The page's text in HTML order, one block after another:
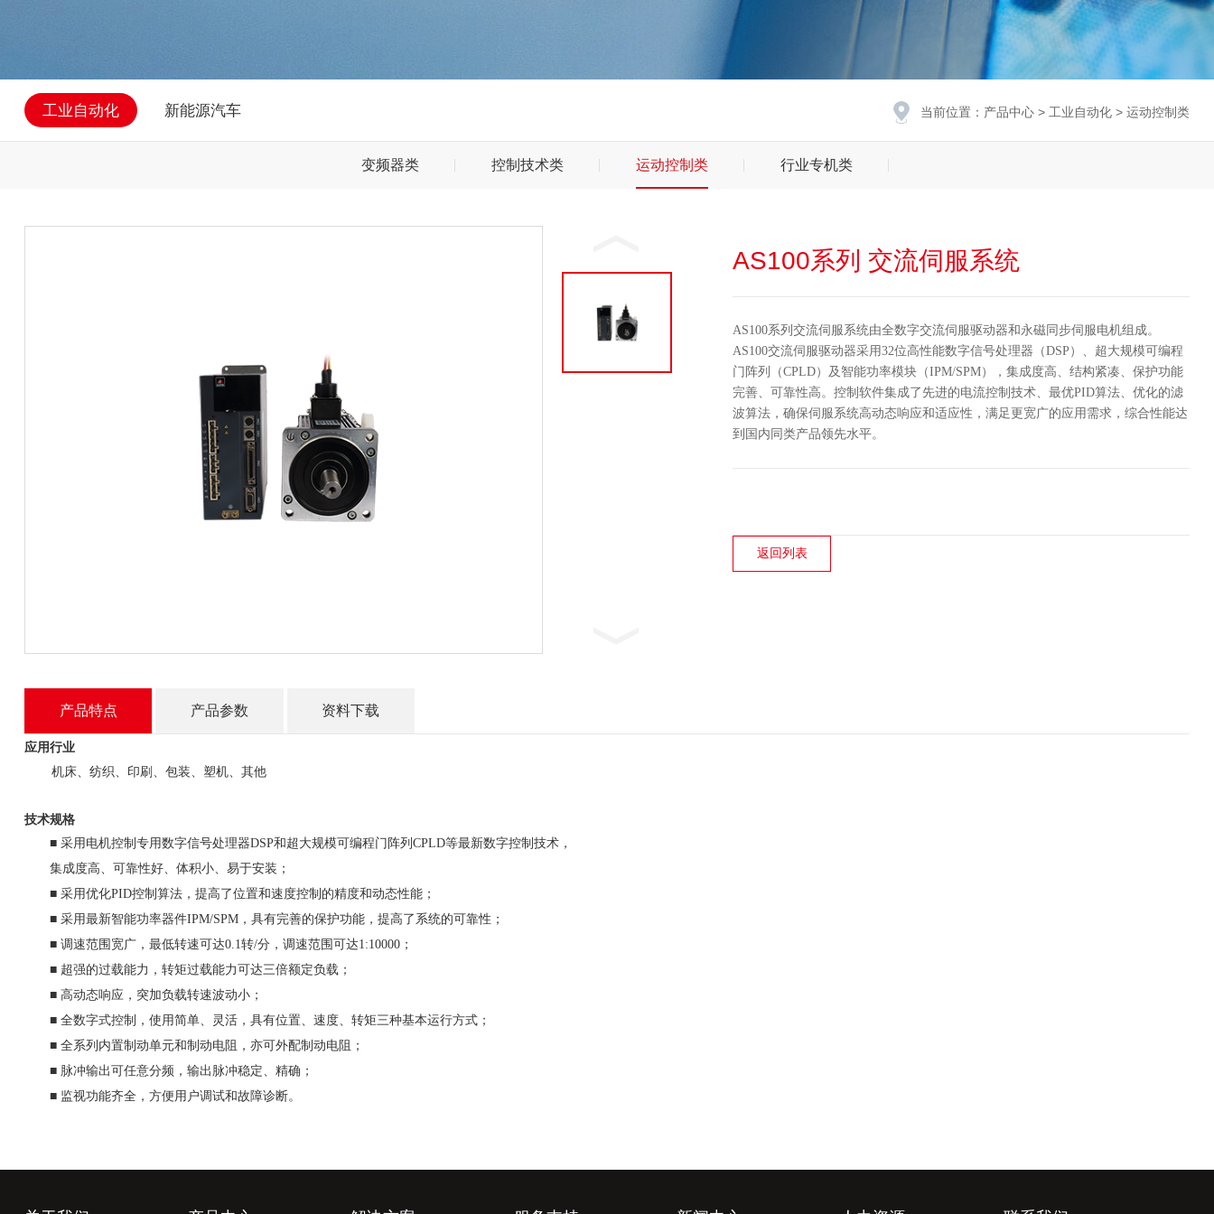
当前位置： 产品中心 >工业自动化 >运动控制类
工业自动化 新能源汽车
变频器类 控制技术类 运动控制类 行业专机类
AS100系列 交流伺服系统
AS100系列交流伺服系统由全数字交流伺服驱动器和永磁同步伺服电机组成。
AS100交流伺服驱动器采用32位高性能数字信号处理器（DSP）、超大规模可编程
门阵列（CPLD）及智能功率模块（IPM/SPM），集成度高、结构紧凑、保护功能
完善、可靠性高。控制软件集成了先进的电流控制技术、最优PID算法、优化的滤
波算法，确保伺服系统高动态响应和适应性，满足更宽广的应用需求，综合性能达
到国内同类产品领先水平。
返回列表
产品特点 产品参数 资料下载
应用行业
机床、纺织、印刷、包装、塑机、其他
技术规格
■ 采用电机控制专用数字信号处理器DSP和超大规模可编程门阵列 CPLD等最新数字控制技术，
集成度高、可靠性好、体积小、易于安装；
■ 采用优化PID控制算法，提高了位置和速度控制的精度和动态性能；
■ 采用最新智能功率器件IPM/SPM，具有完善的保护功能，提高了系统的可靠性；
■ 调速范围宽广，最低转速可达0.1转/分，调速范围可达1:10000；
■ 超强的过载能力，转矩过载能力可达三倍额定负载；
■ 高动态响应，突加负载转速波动小；
■ 全数字式控制，使用简单、灵活，具有位置、速度、转矩三种基本运行方式；
■ 全系列内置制动单元和制动电阻，亦可外配制动电阻；
■ 脉冲输出可任意分频，输出脉冲稳定、精确；
■ 监视功能齐全，方便用户调试和故障诊断。